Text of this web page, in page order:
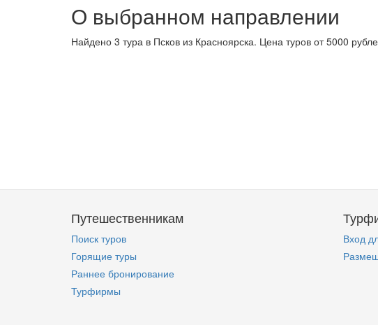
О выбранном направлении
Найдено 3 тура в Псков из Красноярска. Цена туров от 5000
Путешественникам
Поиск туров
Горящие туры
Раннее бронирование
Турфирмы
Вход